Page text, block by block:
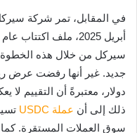
في المقابل، تمر شركة
أبريل 2025، ملف اكتتاب عام أولي (IPO) في
سيركل من خلال هذه الخطوة
دولار، معتبرةً أن التقييم
ذلك إلى أن عملة USDC